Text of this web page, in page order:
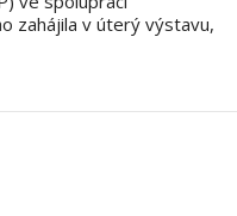
zahájila v úterý výstavu,